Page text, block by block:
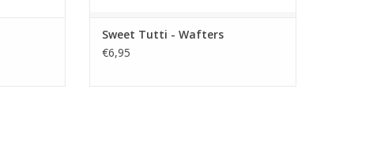
Sweet Tutti - Wafters
€6,95